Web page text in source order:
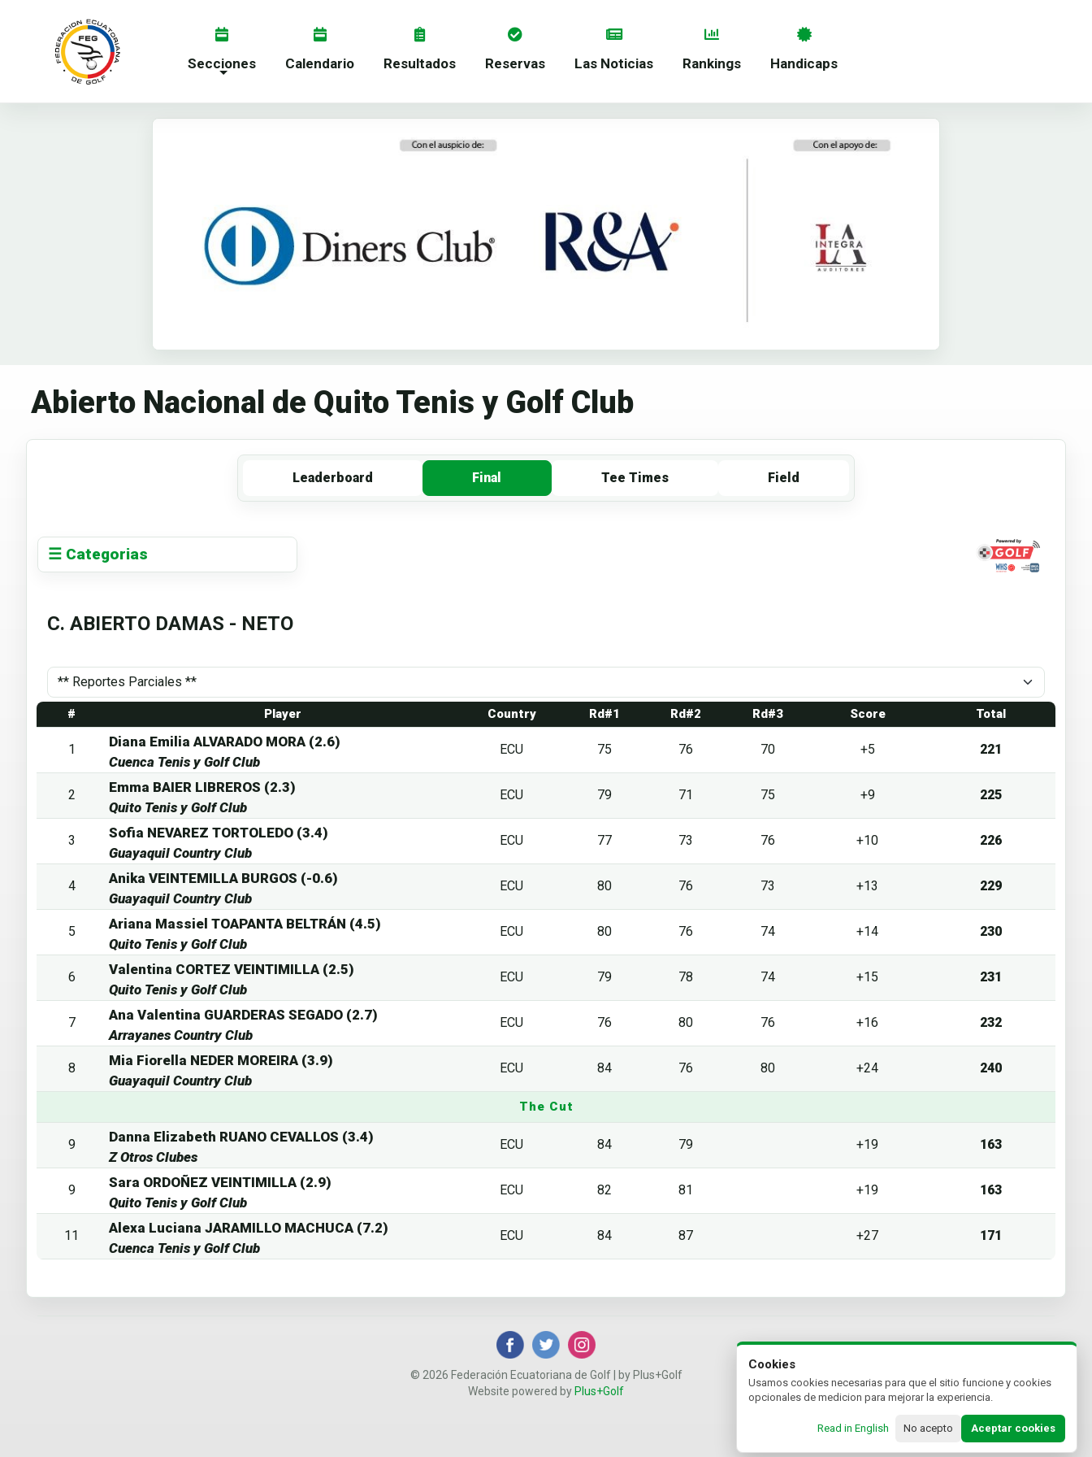
Secciones Calendario Resultados Reservas Las Noticias Rankings Handicaps
Abierto Nacional de Quito Tenis y Golf Club
Leaderboard Final Tee Times Field
☰ Categorias
C. ABIERTO DAMAS - NETO
# Player Country Rd#1 Rd#2 Rd#3 Score Total
1
Diana Emilia ALVARADO MORA (2.6)
Cuenca Tenis y Golf Club
ECU 75 76 70 +5 221
2
Emma BAIER LIBREROS (2.3)
Quito Tenis y Golf Club
ECU 79 71 75 +9 225
3
Sofia NEVAREZ TORTOLEDO (3.4)
Guayaquil Country Club
ECU 77 73 76 +10 226
4
Anika VEINTEMILLA BURGOS (-0.6)
Guayaquil Country Club
ECU 80 76 73 +13 229
5
Ariana Massiel TOAPANTA BELTRÁN (4.5)
Quito Tenis y Golf Club
ECU 80 76 74 +14 230
6
Valentina CORTEZ VEINTIMILLA (2.5)
Quito Tenis y Golf Club
ECU 79 78 74 +15 231
7
Ana Valentina GUARDERAS SEGADO (2.7)
Arrayanes Country Club
ECU 76 80 76 +16 232
8
Mia Fiorella NEDER MOREIRA (3.9)
Guayaquil Country Club
ECU 84 76 80 +24 240
The Cut
9
Danna Elizabeth RUANO CEVALLOS (3.4)
Z Otros Clubes
ECU 84 79 +19 163
9
Sara ORDOÑEZ VEINTIMILLA (2.9)
Quito Tenis y Golf Club
ECU 82 81 +19 163
11
Alexa Luciana JARAMILLO MACHUCA (7.2)
Cuenca Tenis y Golf Club
ECU 84 87 +27 171
© 2026 Federación Ecuatoriana de Golf | by Plus+Golf
Website powered byPlus+Golf
Cookies
Usamos cookies necesarias para que el sitio funcione y cookies
opcionales de medicion para mejorar la experiencia.
Read in English No acepto Aceptar cookies